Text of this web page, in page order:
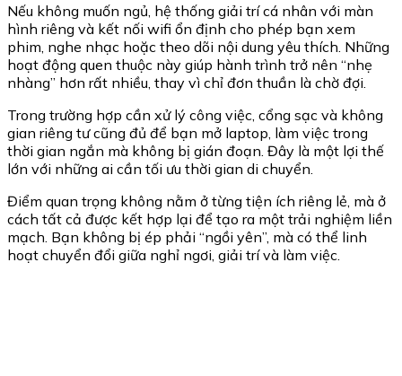
Nếu không muốn ngủ, hệ thống giải trí cá nhân với màn
hình riêng và kết nối wifi ổn định cho phép bạn xem
phim, nghe nhạc hoặc theo dõi nội dung yêu thích. Những
hoạt động quen thuộc này giúp hành trình trở nên “nhẹ
nhàng” hơn rất nhiều, thay vì chỉ đơn thuần là chờ đợi.
Trong trường hợp cần xử lý công việc, cổng sạc và không
gian riêng tư cũng đủ để bạn mở laptop, làm việc trong
thời gian ngắn mà không bị gián đoạn. Đây là một lợi thế
lớn với những ai cần tối ưu thời gian di chuyển.
Điểm quan trọng không nằm ở từng tiện ích riêng lẻ, mà ở
cách tất cả được kết hợp lại để tạo ra một trải nghiệm liền
mạch. Bạn không bị ép phải “ngồi yên”, mà có thể linh
hoạt chuyển đổi giữa nghỉ ngơi, giải trí và làm việc.